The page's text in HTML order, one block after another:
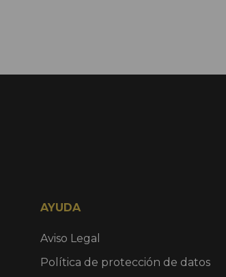
AYUDA
Aviso Legal
Política de protección de datos